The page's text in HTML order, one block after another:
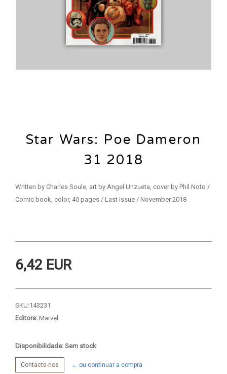
Star Wars: Poe Dameron
31 2018
Written by Charles Soule, art by Angel Unzueta, cover by Phil Noto /
Comic book, color, 40 pages / Last issue / November 2018
6,42 EUR
SKU:143231
Editora: Marvel
Disponibilidade: Sem stock
Contacte-nos ← ou continuar a compra